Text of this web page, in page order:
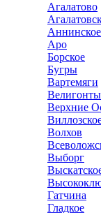
Агалатово
Аннинское
Аро
Борское
Бугры
Вартемяги
Велигонты
Верхние
Волхов
Выборг
Гатчина
Гладкое